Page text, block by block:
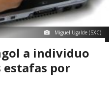
Miguel Ugalde (SXC)
a individuo
estafas por